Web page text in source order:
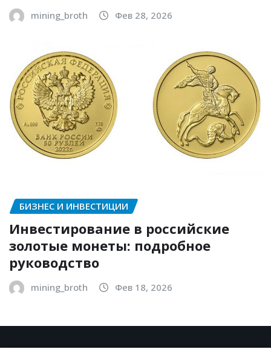
mining_broth Фев 28, 2026
БИЗНЕС И ИНВЕСТИЦИИ
Инвестирование в российские
золотые монеты: подробное
руководство
mining_broth Фев 18, 2026